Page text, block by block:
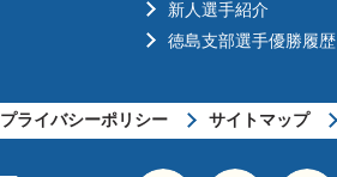
新人選手紹介
徳島支部選手優勝履歴
プライバシーポリシー サイトマップ